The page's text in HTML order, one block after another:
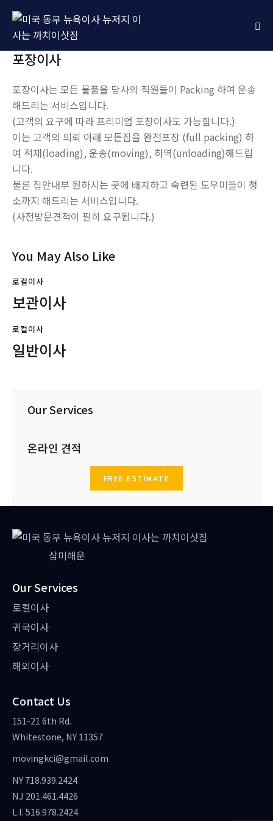
포장이사
포장이사는 모든 물품을 당사의 직원들이 Packing 하여 운송
해드리는 서비스입니다.
(고객의 요구에 따라 프리미엄 포장이사도 가능합니다.)
이는 고객의 의뢰 아래 모든짐을 완전포장 (full packing) 하
여 적재(loading), 운송(moving), 하역(unloading)해드립
니다.
물론 집안내부 원하시는 곳에 배치하고 숙련된 도우미들이 청
소까지 해드리는 서비스입니다.
(사전방문견적이 필히 요구됩니다.)
You May Also Like
보관이사
로컬이사
일반이사
로컬이사
Our Services
온라인 견적
FREE ESTIMATE
삼미해운
Our Services
로컬이사
귀국이사
장거리이사
해외이사
Contact Us
151-21 6th Rd.
Whitestone, NY 11357
movingkci@gmail.com
NY 718.939.2424
NJ 201.461.4426
L.I. 516.978.2424